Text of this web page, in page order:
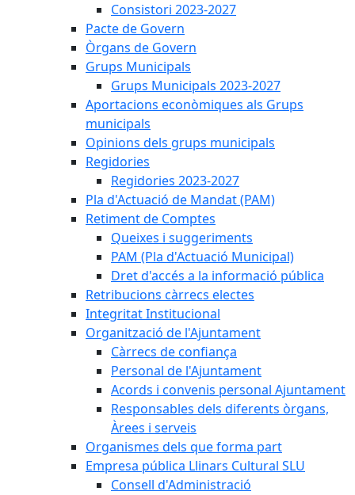
Consistori 2023-2027
Pacte de Govern
Òrgans de Govern
Grups Municipals
Grups Municipals 2023-2027
Aportacions econòmiques als Grups
municipals
Opinions dels grups municipals
Regidories
Regidories 2023-2027
Pla d'Actuació de Mandat (PAM)
Retiment de Comptes
Queixes i suggeriments
PAM (Pla d'Actuació Municipal)
Dret d'accés a la informació pública
Retribucions càrrecs electes
Integritat Institucional
Organització de l'Ajuntament
Càrrecs de confiança
Personal de l'Ajuntament
Acords i convenis personal Ajuntament
Responsables dels diferents òrgans,
Àrees i serveis
Organismes dels que forma part
Empresa pública Llinars Cultural SLU
Consell d'Administració